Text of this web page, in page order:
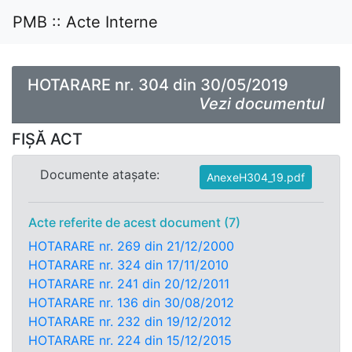
PMB :: Acte Interne
HOTARARE nr. 304 din 30/05/2019
Vezi documentul
FIȘĂ ACT
Documente atașate: AnexeH304_19.pdf
Acte referite de acest document (7)
HOTARARE nr. 269 din 21/12/2000
HOTARARE nr. 324 din 17/11/2010
HOTARARE nr. 241 din 20/12/2011
HOTARARE nr. 136 din 30/08/2012
HOTARARE nr. 232 din 19/12/2012
HOTARARE nr. 224 din 15/12/2015